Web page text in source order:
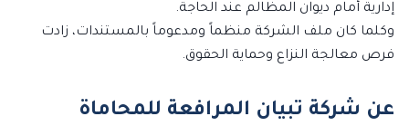
إدارية أمام ديوان المظالم عند الحاجة.
وكلما كان ملف الشركة منظماً ومدعوماً بالمستندات، زادت
فرص معالجة النزاع وحماية الحقوق.
عن شركة تبيان المرافعة للمحاماة